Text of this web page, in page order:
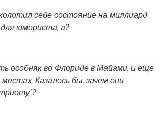
себе состояние на миллиард
юмориста, а?
особняк во Флориде в Майами, и еще
местах. Казалось бы, зачем они